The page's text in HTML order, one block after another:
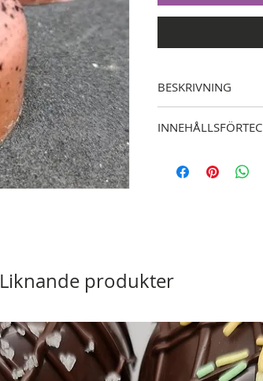
BESKRIVNING
Liknande produkter